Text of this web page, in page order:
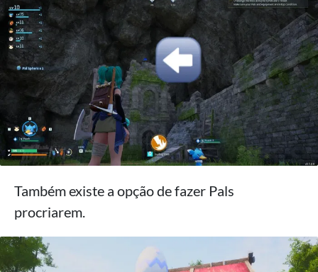
Também existe a opção de fazer Pals
procriarem.